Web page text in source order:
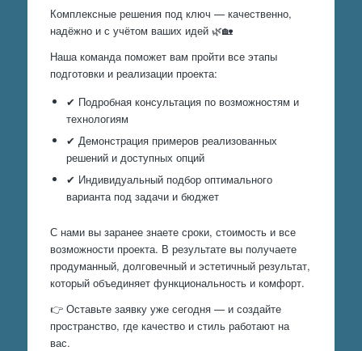
Комплексные решения под ключ — качественно,
надёжно и с учётом ваших идей 🌿🏡
Наша команда поможет вам пройти все этапы
подготовки и реализации проекта:
✔ Подробная консультация по возможностям и
технологиям
✔ Демонстрация примеров реализованных
решений и доступных опций
✔ Индивидуальный подбор оптимального
варианта под задачи и бюджет
С нами вы заранее знаете сроки, стоимость и все
возможности проекта. В результате вы получаете
продуманный, долговечный и эстетичный результат,
который объединяет функциональность и комфорт.
👉 Оставьте заявку уже сегодня — и создайте
пространство, где качество и стиль работают на
вас.